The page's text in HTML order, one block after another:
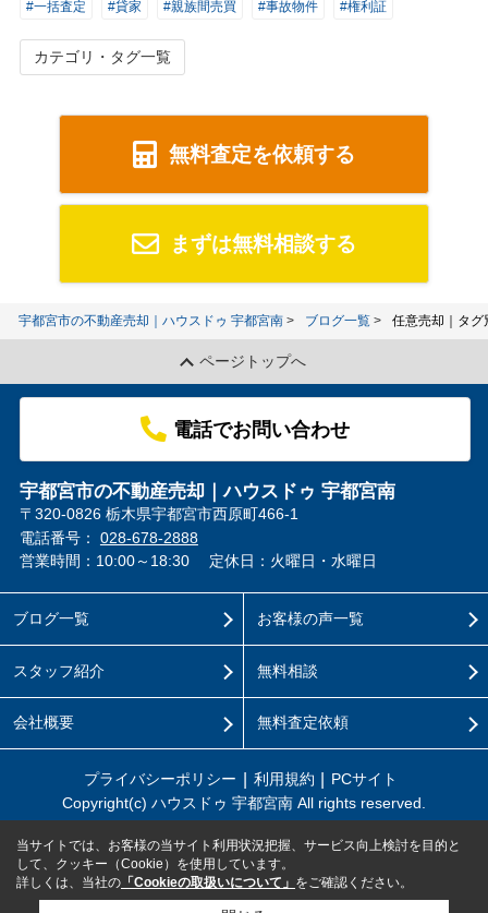
#一括査定 #貸家 #親族間売買 #事故物件 #権利証
カテゴリ・タグ一覧
無料査定を依頼する
まずは無料相談する
宇都宮市の不動産売却｜ハウスドゥ 宇都宮南 ブログ一覧 任意売却｜タグ
ページトップへ
電話でお問い合わせ
宇都宮市の不動産売却｜ハウスドゥ 宇都宮南
〒320-0826 栃木県宇都宮市西原町466-1
電話番号： 028-678-2888
営業時間：10:00～18:30
定休日：火曜日・水曜日
ブログ一覧
スタッフ紹介
会社概要
お客様の声一覧
無料相談
無料査定依頼
プライバシーポリシー 利用規約
PCサイト
Copyright(c) ハウスドゥ 宇都宮南 All rights reserved.
当サイトでは、お客様の当サイト利用状況把握、サービス向上検討を目的と
して、クッキー（Cookie）を使用しています。
詳しくは、当社の 「Cookieの取扱いについて」 をご確認ください。